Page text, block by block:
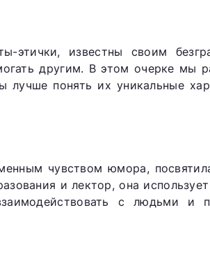
этички, известны своим
другим. В этом очерке мы
лучше понять их уникальные
чувством юмора,
и лектор, она
с людьми и